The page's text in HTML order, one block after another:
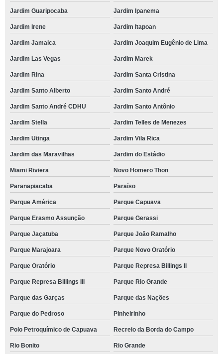
Jardim Guaripocaba Jardim Ipanema
Jardim Irene Jardim Itapoan
Jardim Jamaica Jardim Joaquim Eugênio de Lima
Jardim Las Vegas Jardim Marek
Jardim Rina Jardim Santa Cristina
Jardim Santo Alberto Jardim Santo André
Jardim Santo André CDHU Jardim Santo Antônio
Jardim Stella Jardim Telles de Menezes
Jardim Utinga Jardim Vila Rica
Jardim das Maravilhas Jardim do Estádio
Miami Riviera Novo Homero Thon
Paranapiacaba Paraíso
Parque América Parque Capuava
Parque Erasmo Assunção Parque Gerassi
Parque Jaçatuba Parque João Ramalho
Parque Marajoara Parque Novo Oratório
Parque Oratório Parque Represa Billings II
Parque Represa Billings III Parque Rio Grande
Parque das Garças Parque das Nações
Parque do Pedroso Pinheirinho
Polo Petroquímico de Capuava Recreio da Borda do Campo
Rio Bonito Rio Grande